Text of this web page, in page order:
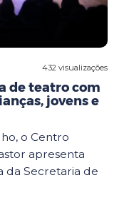
432 visualizações
de teatro com
jovens e
o Centro
apresenta
da Secretaria de